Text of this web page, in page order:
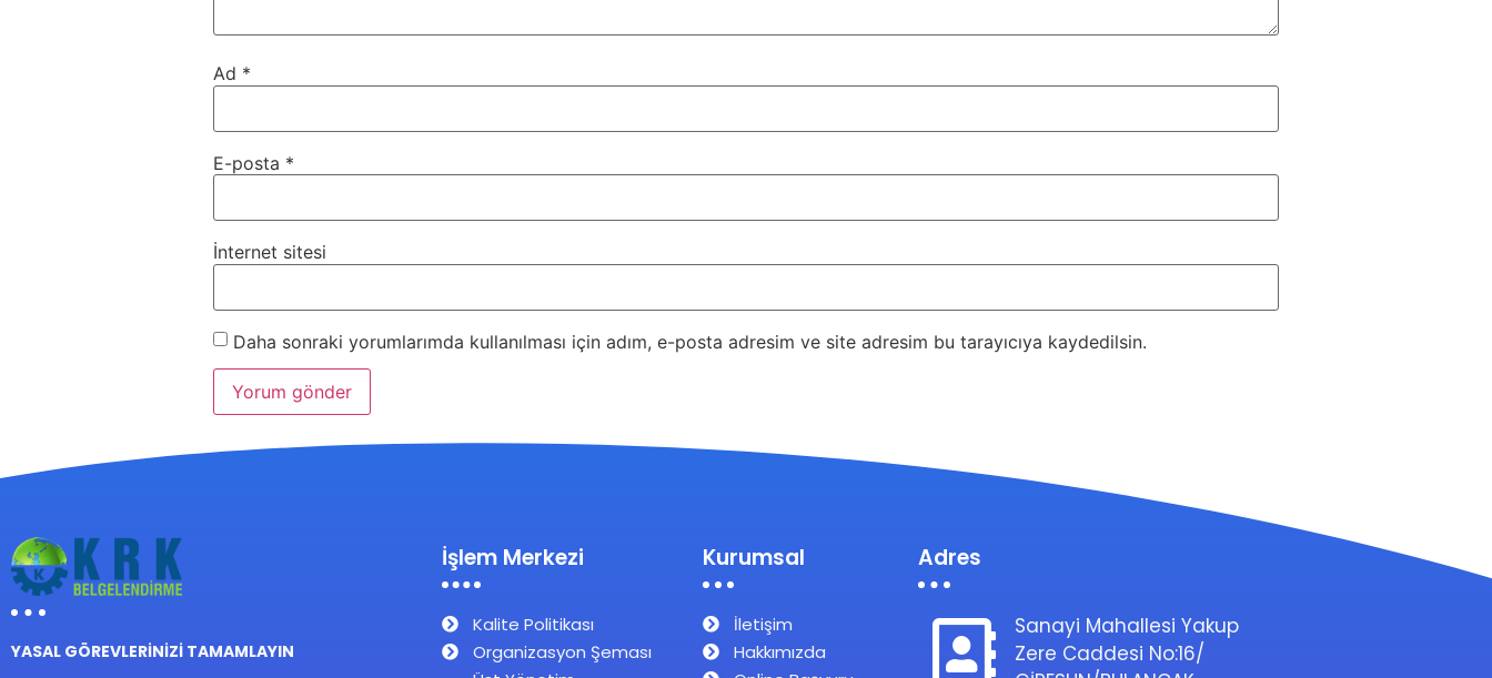
Ad *
E-posta *
İnternet sitesi
Daha sonraki yorumlarımda kullanılması için adım, e-posta adresim ve site adresim bu tarayıcıya kaydedilsin.
YASAL GÖREVLERİNİZİ TAMAMLAYIN
İşlem Merkezi
Kalite Politikası
Organizasyon Şeması
Kurumsal
İletişim
Hakkımızda
Adres
Sanayi Mahallesi Yakup
Zere Caddesi No:16/